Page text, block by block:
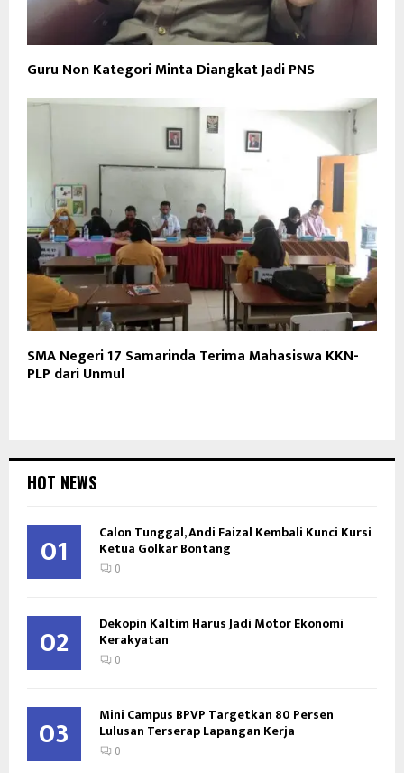
Guru Non Kategori Minta Diangkat Jadi PNS
SMA Negeri 17 Samarinda Terima Mahasiswa KKN-
PLP dari Unmul
HOT NEWS
01 Calon Tunggal, Andi Faizal Kembali Kunci Kursi
Ketua Golkar Bontang
0
02 Dekopin Kaltim Harus Jadi Motor Ekonomi
Kerakyatan
0
03 Mini Campus BPVP Targetkan 80 Persen
Lulusan Terserap Lapangan Kerja
0